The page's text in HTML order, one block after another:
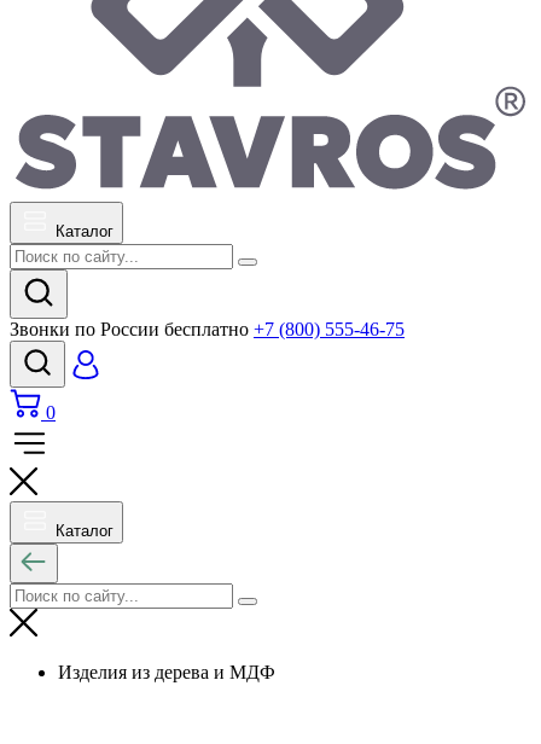
Каталог
Звонки по России бесплатно +7 (800) 555-46-75
0
Каталог
Изделия из дерева и МДФ